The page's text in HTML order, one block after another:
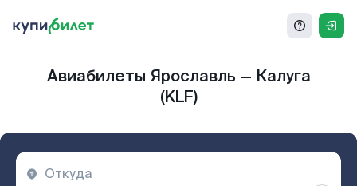
Авиабилеты Ярославль — Калуга
(KLF)